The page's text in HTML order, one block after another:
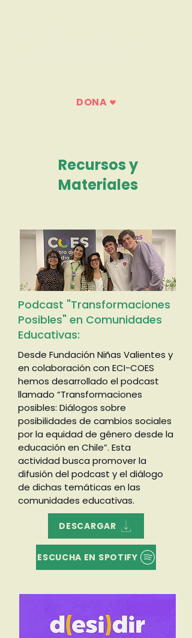
DONA
Recursos y
Materiales
​Podcast "Transformaciones
Posibles" en Comunidades
Educativas:
Desde Fundación Niñas Valientes y
en colaboración con ECI-COES
hemos desarrollado el podcast
llamado “Transformaciones
posibles: Diálogos sobre
posibilidades de cambios sociales
por la equidad de género desde la
educación en Chile”. Esta
actividad busca promover la
difusión del podcast y el diálogo
de dichas temáticas en las
comunidades educativas.
DESCARGAR
ESCUCHA EN SPOTIFY